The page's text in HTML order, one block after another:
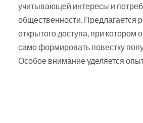
учитывающей интересы и
общественности. Предлагается
открытого доступа, при котором
само формировать повестку
Особое внимание уделяется